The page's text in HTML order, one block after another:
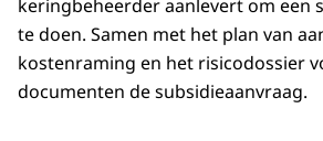
keringbeheerder aanlevert om een
te doen. Samen met het plan van
kostenraming en het risicodossier
documenten de subsidieaanvraag.